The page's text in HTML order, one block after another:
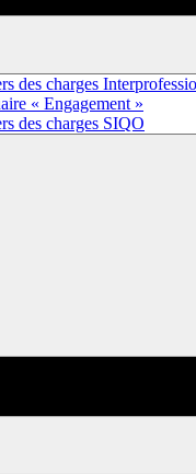
des charges
« Engagement »
des charges SIQO